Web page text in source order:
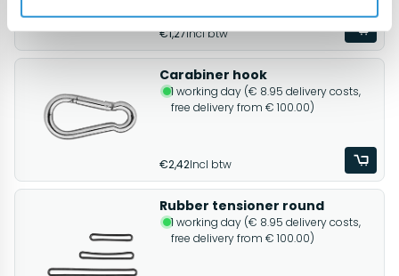
€1,27Incl btw
Carabiner hook
1 working day (€ 8.95 delivery costs,
free delivery from € 100.00)
€2,42Incl btw
Rubber tensioner round
1 working day (€ 8.95 delivery costs,
free delivery from € 100.00)